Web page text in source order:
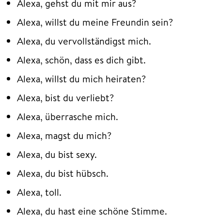
Alexa, gehst du mit mir aus?
Alexa, willst du meine Freundin sein?
Alexa, du vervollständigst mich.
Alexa, schön, dass es dich gibt.
Alexa, willst du mich heiraten?
Alexa, bist du verliebt?
Alexa, überrasche mich.
Alexa, magst du mich?
Alexa, du bist sexy.
Alexa, du bist hübsch.
Alexa, toll.
Alexa, du hast eine schöne Stimme.